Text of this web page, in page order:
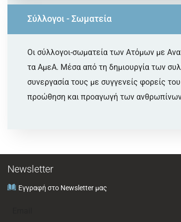
Σύλλογοι - Σωματεία
Οι σύλλογοι-σωματεία των Ατόμων με
τα ΑμεΑ. Μέσα από τη δημιουργία των
συνεργασία τους με συγγενείς φορείς
προώθηση και προαγωγή των
Newsletter
Εγγραφή στο Newsletter μας